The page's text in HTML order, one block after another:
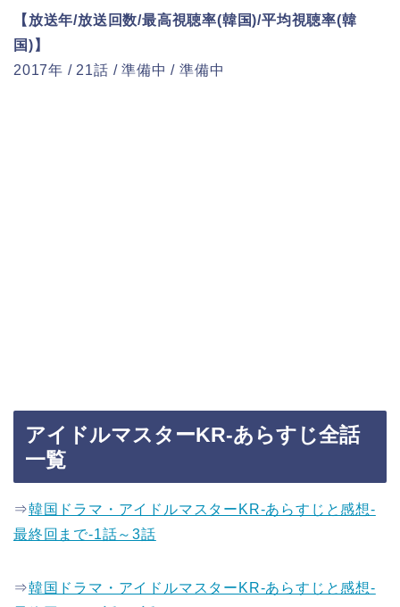
【放送年/放送回数/最高視聴率(韓国)/平均視聴率(韓
国)】
2017年 / 21話 / 準備中 / 準備中
アイドルマスターKR-あらすじ全話
一覧
⇒韓国ドラマ・アイドルマスターKR-あらすじと感想-
最終回まで-1話～3話
⇒韓国ドラマ・アイドルマスターKR-あらすじと感想-